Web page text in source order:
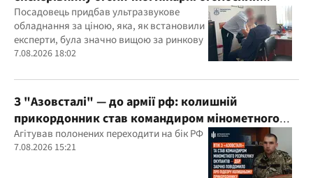
підозру
Посадовець придбав ультразвукове
обладнання за ціною, яка, як встановили
експерти, була значно вищою за ринкову
7.08.2026 18:02
З "Азовсталі" — до армії рф: колишній
прикордонник став командиром мінометного
розрахунку окупантів
Агітував полонених переходити на бік РФ
7.08.2026 15:21